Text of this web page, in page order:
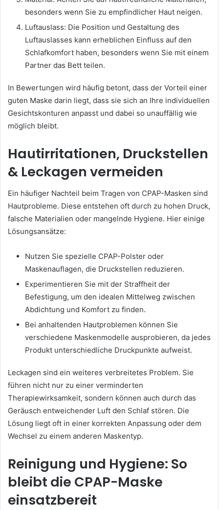
besonders wenn Sie zu empfindlicher Haut neigen.
Luftauslass: Die Position und Gestaltung des
Luftauslasses kann erheblichen Einfluss auf den
Schlafkomfort haben, besonders wenn Sie mit einem
Partner das Bett teilen.
In Bewertungen wird häufig betont, dass der Vorteil einer
guten Maske darin liegt, dass sie sich an Ihre individuellen
Gesichtskonturen anpasst und dabei so unauffällig wie
möglich bleibt.
Hautirritationen, Druckstellen
& Leckagen vermeiden
Ein häufiger Nachteil beim Tragen von CPAP-Masken sind
Hautprobleme. Diese entstehen oft durch zu hohen Druck,
falsche Materialien oder mangelnde Hygiene. Hier einige
Lösungsansätze:
Nutzen Sie spezielle CPAP-Polster oder
Maskenauflagen, die Druckstellen reduzieren.
Experimentieren Sie mit der Straffheit der
Befestigung, um den idealen Mittelweg zwischen
Abdichtung und Komfort zu finden.
Bei anhaltenden Hautproblemen können Sie
verschiedene Maskenmodelle ausprobieren, da jedes
Produkt unterschiedliche Druckpunkte aufweist.
Leckagen sind ein weiteres verbreitetes Problem. Sie
führen nicht nur zu einer verminderten
Therapiewirksamkeit, sondern können auch durch das
Geräusch entweichender Luft den Schlaf stören. Die
Lösung liegt oft in einer korrekten Anpassung oder dem
Wechsel zu einem anderen Maskentyp.
Reinigung und Hygiene: So
bleibt die CPAP-Maske
einsatzbereit